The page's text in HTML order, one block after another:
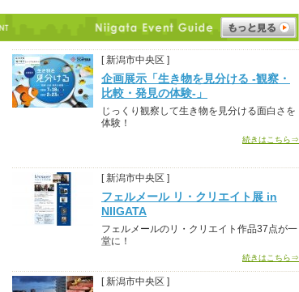
[ 新潟市中央区 ]
企画展示「生き物を見分ける -観察・
比較・発見の体験-」
じっくり観察して生き物を見分ける面白さを
体験！
続きはこちら⇒
[ 新潟市中央区 ]
フェルメール リ・クリエイト展 in
NIIGATA
フェルメールのリ・クリエイト作品37点が一
堂に！
続きはこちら⇒
[ 新潟市中央区 ]